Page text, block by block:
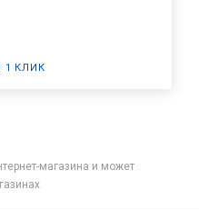
1 КЛИК
магазина и может